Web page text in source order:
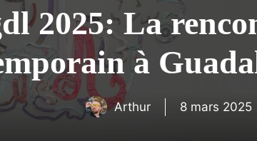
2025: La
à
Arthur 8 mars 2025